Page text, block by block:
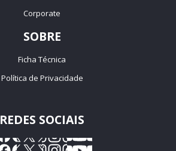
Corporate
SOBRE
Ficha Técnica
Política de Privacidade
REDES SOCIAIS